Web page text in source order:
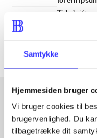
Samtykke
Hjemmesiden bruger
Vi bruger cookies til
brugervenlighed. Du
tilbagetrække dit
Tidsskrift
Artiklerne i
Artikler med
Fra